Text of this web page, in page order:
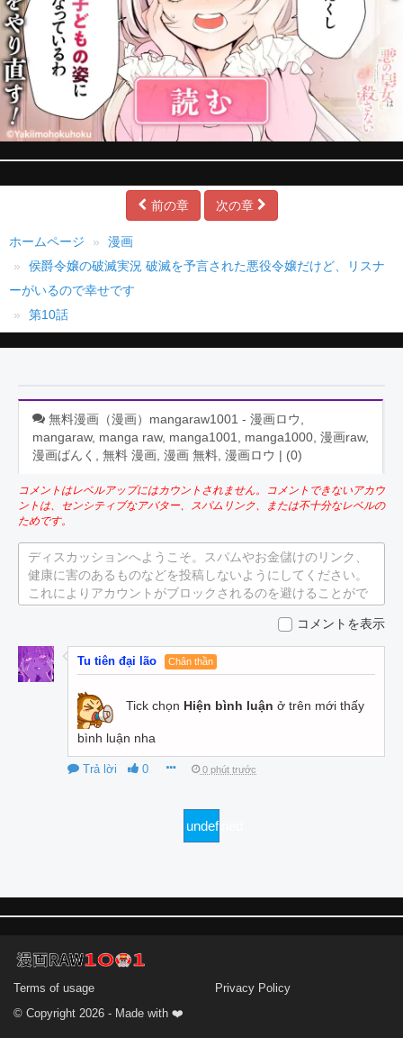
前の章 次の章
ホームページ
漫画
侯爵令嬢の破滅実況 破滅を予言された悪役令嬢だけど、リスナ
ーがいるので幸せです
第10話
無料漫画（漫画）mangaraw1001 - 漫画ロウ,
mangaraw, manga raw, manga1001, manga1000, 漫画raw,
漫画ばんく, 無料 漫画, 漫画 無料, 漫画ロウ | (0)
コメントはレベルアップにはカウントされません。コメントできないアカウ
ントは、センシティブなアバター、スパムリンク、または不十分なレベルの
ためです。
ディスカッションへようこそ。スパムやお金儲けのリンク、
健康に害のあるものなどを投稿しないようにしてください。
これによりアカウントがブロックされるのを避けることがで
コメントを表示
Tu tiên đại lão Chân thần
Tick chọn Hiện bình luận ở trên mới thấy
bình luận nha
Trả lời 0 0 phút trước
undefined
Terms of usage
Privacy Policy
© Copyright 2026 - Made with ❤️